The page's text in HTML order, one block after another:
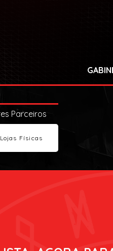
Parceiros
Lojas Físicas